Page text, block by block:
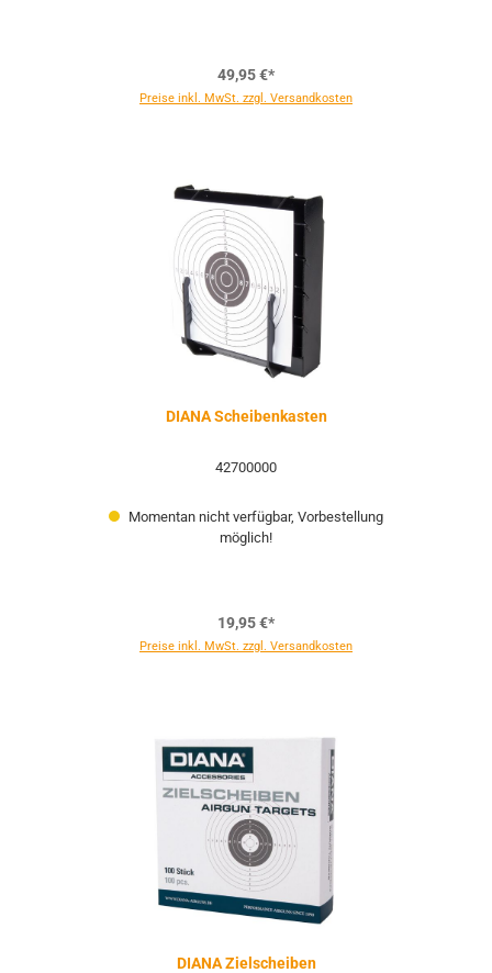
49,95 €*
Preise inkl. MwSt. zzgl. Versandkosten
DIANA Scheibenkasten
42700000
Momentan nicht verfügbar, Vorbestellung
möglich!
19,95 €*
Preise inkl. MwSt. zzgl. Versandkosten
DIANA Zielscheiben